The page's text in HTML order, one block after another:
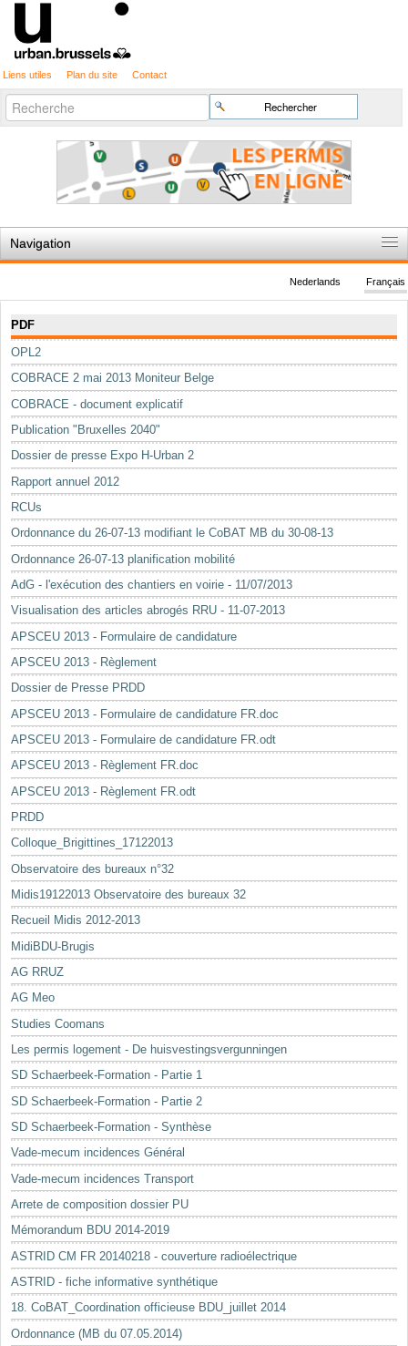
Liens utiles Plan du site Contact
Chercher par
Recherche
avancée…
Navigation
Règles du jeu
Permis d'urbanisme
Cartographie
Etudes et publications
Mots-clés
Renseignements urbanistiques
Français
Nederlands
PDF
OPL2
COBRACE 2 mai 2013 Moniteur Belge
COBRACE - document explicatif
Publication "Bruxelles 2040"
Dossier de presse Expo H-Urban 2
Rapport annuel 2012
RCUs
Ordonnance du 26-07-13 modifiant le CoBAT MB du 30-08-13
Ordonnance 26-07-13 planification mobilité
AdG - l'exécution des chantiers en voirie - 11/07/2013
Visualisation des articles abrogés RRU - 11-07-2013
APSCEU 2013 - Formulaire de candidature
APSCEU 2013 - Règlement
Dossier de Presse PRDD
APSCEU 2013 - Formulaire de candidature FR.doc
APSCEU 2013 - Formulaire de candidature FR.odt
APSCEU 2013 - Règlement FR.doc
APSCEU 2013 - Règlement FR.odt
PRDD
Colloque_Brigittines_17122013
Observatoire des bureaux n°32
Midis19122013 Observatoire des bureaux 32
Recueil Midis 2012-2013
MidiBDU-Brugis
AG RRUZ
AG Meo
Studies Coomans
Les permis logement - De huisvestingsvergunningen
SD Schaerbeek-Formation - Partie 1
SD Schaerbeek-Formation - Partie 2
SD Schaerbeek-Formation - Synthèse
Vade-mecum incidences Général
Vade-mecum incidences Transport
Arrete de composition dossier PU
Mémorandum BDU 2014-2019
ASTRID CM FR 20140218 - couverture radioélectrique
ASTRID - fiche informative synthétique
18. CoBAT_Coordination officieuse BDU_juillet 2014
Ordonnance (MB du 07.05.2014)